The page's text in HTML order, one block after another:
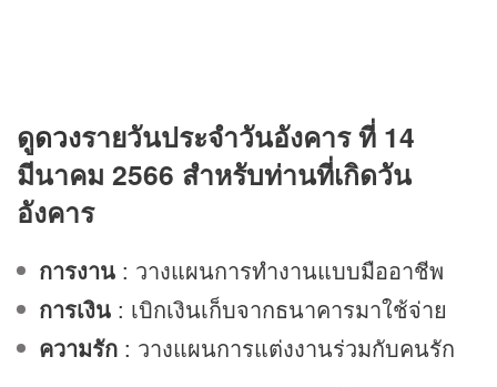
ดูดวงรายวันประจำวันอังคาร ที่ 14
มีนาคม 2566 สำหรับท่านที่เกิดวัน
อังคาร
การงาน : วางแผนการทำงานแบบมืออาชีพ
การเงิน : เบิกเงินเก็บจากธนาคารมาใช้จ่าย
ความรัก : วางแผนการแต่งงานร่วมกับคนรัก